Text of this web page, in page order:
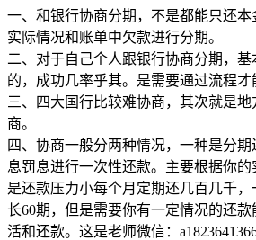
一、和银行协商分期，不是都能只还
实际情况和账单中欠款进行分期。
二、对于自己个人跟银行协商分期，
的，成功几率乎其。是需要通过流程才
三、四大国行比较难协商，其次就是
商。
四、协商一般分两种情况，一种是分期
息罚息进行一次性还款。主要根据你
是还款压力小每个月定期还几百几千
长60期，但是需要你有一定情况的还
活和还款。这是老师微信：